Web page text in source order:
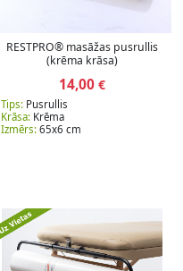
RESTPRO® masāžas pusrullis
(krēma krāsa)
14,00€
Tips: Pusrullis
Krāsa: Krēma
Izmērs: 65x6 cm